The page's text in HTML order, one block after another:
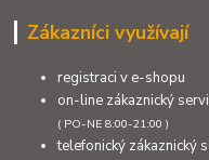
Zákazníci využívají
registraci v e-shopu
on-line zákaznický
( PO-NE 8:00-21:00 )
telefonický zákaznický